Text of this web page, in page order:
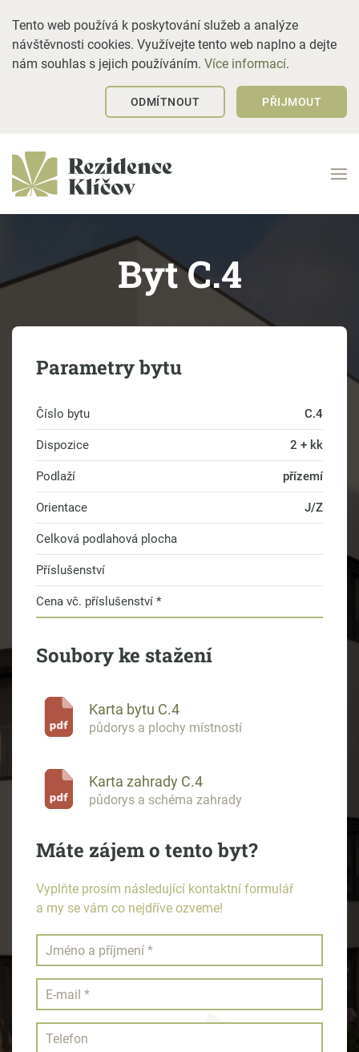
Tento web používá k poskytování služeb a analýze
návštěvnosti cookies. Využívejte tento web naplno a dejte
nám souhlas s jejich používáním. Více informací.
ODMÍTNOUT PŘIJMOUT
Byt C.4
Parametry bytu
Číslo bytu C.4
Dispozice 2 + kk
Podlaží přízemí
Orientace J/Z
Celková podlahová plocha
Příslušenství
Cena vč. příslušenství *
Soubory ke stažení
Karta bytu C.4
půdorys a plochy místností
Karta zahrady C.4
půdorys a schéma zahrady
Máte zájem o tento byt?
Vyplňte prosím následující kontaktní formulář
a my se vám co nejdříve ozveme!